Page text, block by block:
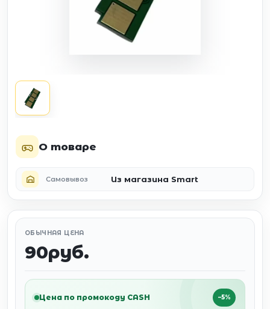
О товаре
Самовывоз Из магазина Smart
ОБЫЧНАЯ ЦЕНА
90руб.
Цена по промокоду CASH −5%